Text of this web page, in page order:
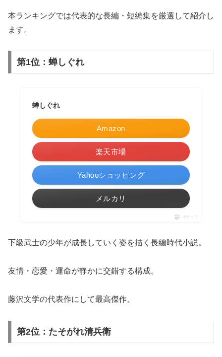
本ランキングでは代表的な長編・短編集を厳選して紹介し
ます。
第1位：蝉しぐれ
蝉しぐれ
Amazon
楽天市場
Yahooショッピング
メルカリ
ポチップ
下級武士の少年が成長していく姿を描く長編時代小説。
友情・恋愛・運命が静かに交錯する構成。
藤沢文学の代表作にして最高傑作。
第2位：たそがれ清兵衛